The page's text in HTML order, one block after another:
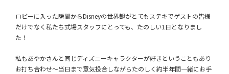
ロビーに入った瞬間からDisneyの世界観がとてもステキでゲストの皆様
だけでなく私たち式場スタッフにとっても、たのしい1日となりまし
た！
私もあやかさんと同じディズニーキャラクターが好きということもあり
お打ち合わせ～当日まで意気投合しながらたのしく約半年間一緒にお手